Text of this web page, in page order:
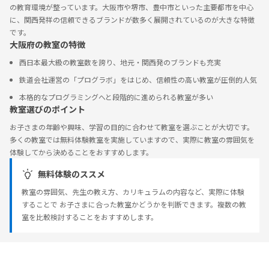
の教育環境が整っています。大阪市や堺市、豊中市といった主要都市を中心
に、関西発祥の信頼できるブランドが数多く展開されているのが大きな特徴
です。
大阪府の教室の特徴
西日本最大級の教室数を誇り、地元・関西発のブランドも充実
鉄道会社運営の「プログラボ」をはじめ、信頼性の高い教室が圧倒的人気
本格的なプログラミングへと段階的に進められる教室が多い
教室選びのポイント
お子さまの年齢や興味、学習の目的に合わせて教室を選ぶことが大切です。
多くの教室では無料体験教室を実施していますので、実際に教室の雰囲気を
体験してから決めることをおすすめします。
無料体験のススメ
教室の雰囲気、先生の教え方、カリキュラムの内容など、実際に体験
することで お子さまに合った教室かどうかを判断できます。複数の教
室を比較検討することをおすすめします。